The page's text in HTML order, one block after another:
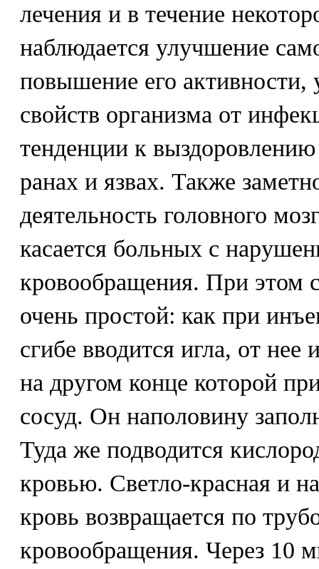
лечения и в течение
наблюдается улучшение
повышение его
свойств организма от
тенденции к
ранах и язвах. Также
деятельность головного
касается больных с
кровообращения. При этом
очень простой: как при
сгибе вводится игла, от нее
на другом конце которой
сосуд. Он наполовину
Туда же подводится
кровью. Светло-красная и
кровь возвращается по
кровообращения. Через 10